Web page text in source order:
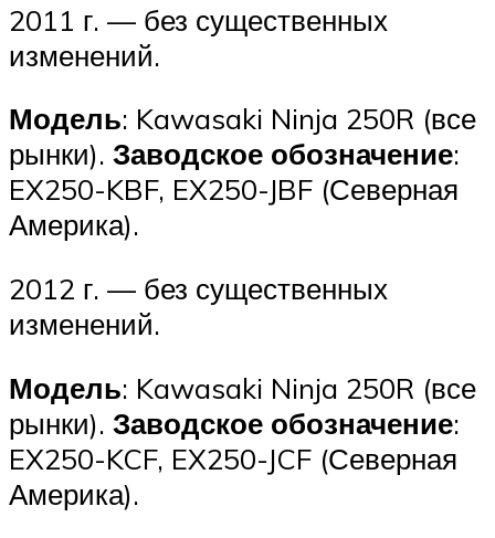
2011 г. — без существенных
изменений.
Модель: Kawasaki Ninja 250R (все
рынки). Заводское обозначение:
EX250-KBF, EX250-JBF (Северная
Америка).
2012 г. — без существенных
изменений.
Модель: Kawasaki Ninja 250R (все
рынки). Заводское обозначение:
EX250-KCF, EX250-JCF (Северная
Америка).